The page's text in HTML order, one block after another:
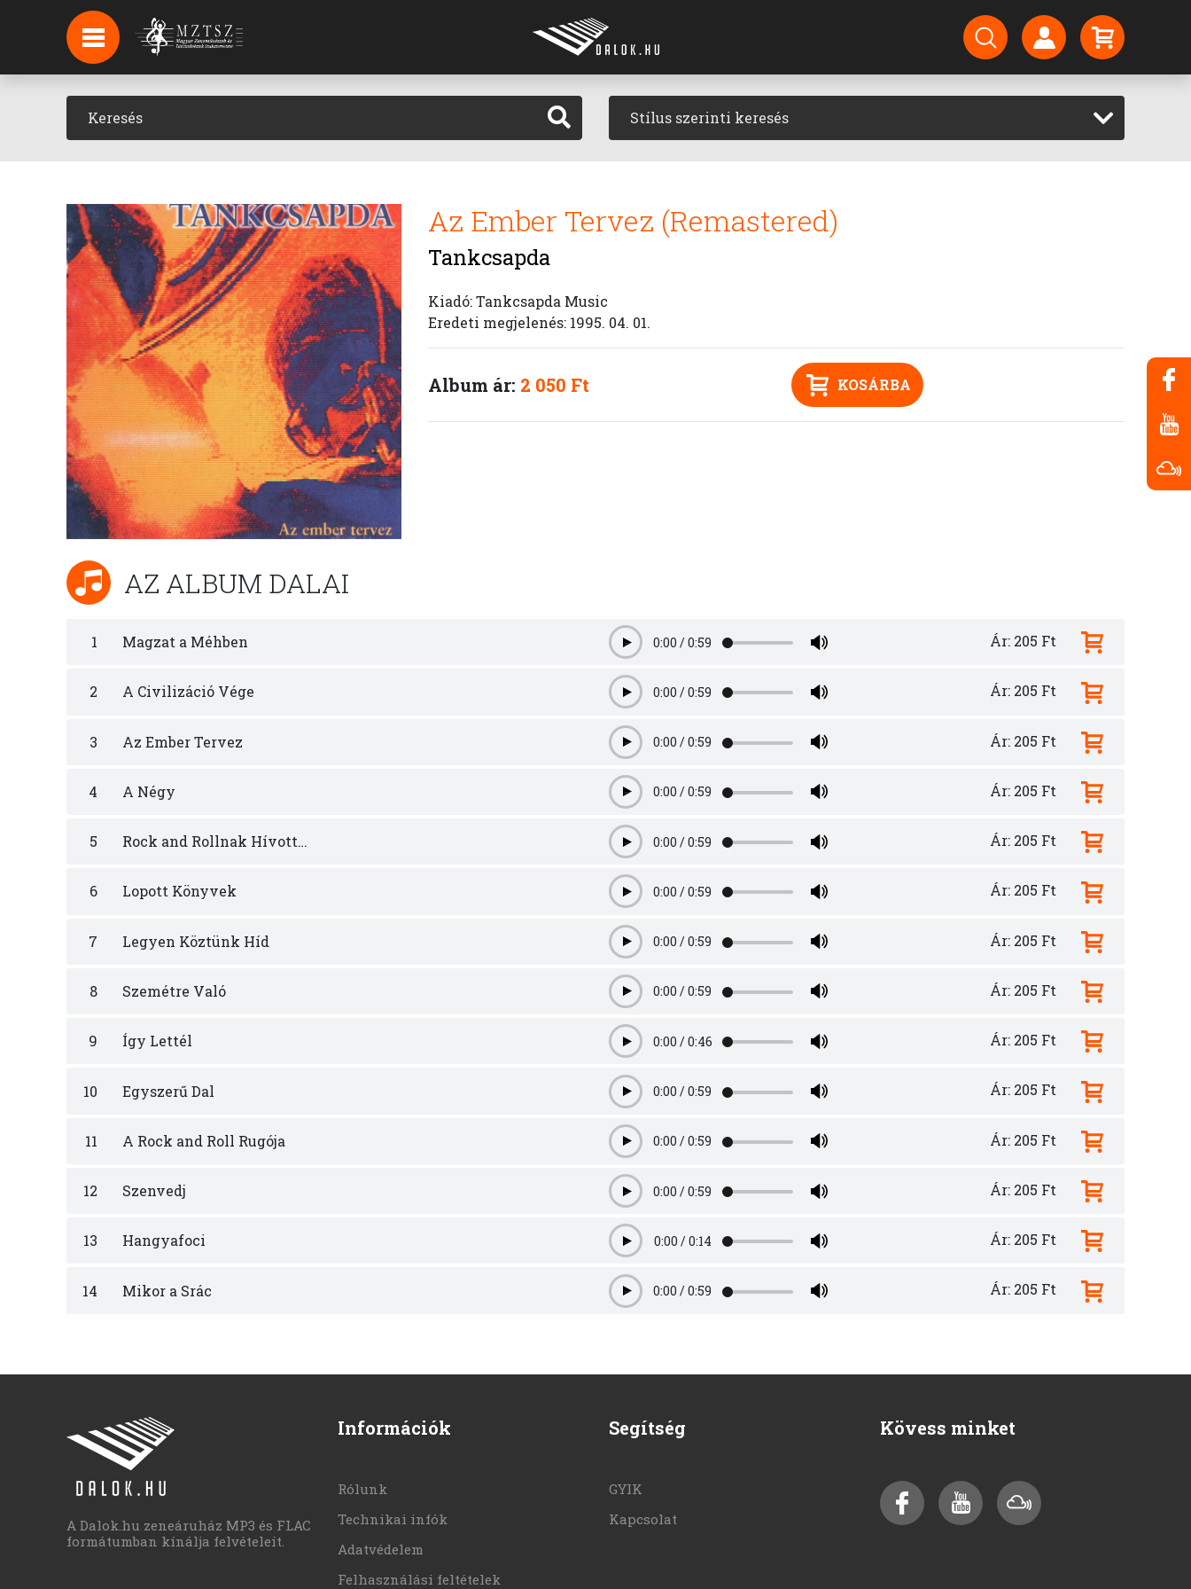
HÍREK
HÍRLEVÉL FELIRATKOZÁS
PODCAST Stílus szerinti keresés
Az Ember Tervez (Remastered)
Tankcsapda
Kiadó: Tankcsapda Music
Eredeti megjelenés: 1995. 04. 01.
Album ár: 2 050 Ft KOSÁRBA
AZ ALBUM DALAI
1 Magzat a Méhben Play0:00 /0:59 Ár: 205 Ft
2 A Civilizáció Vége Play0:00 /0:59 Ár: 205 Ft
3 Az Ember Tervez Play0:00 /0:59 Ár: 205 Ft
4 A Négy Play0:00 /0:59 Ár: 205 Ft
5 Rock and Rollnak Hívott… Play0:00 /0:59 Ár: 205 Ft
6 Lopott Könyvek Play0:00 /0:59 Ár: 205 Ft
7 Legyen Köztünk Híd Play0:00 /0:59 Ár: 205 Ft
8 Szemétre Való Play0:00 /0:59 Ár: 205 Ft
9 Így Lettél Play0:00 /0:46 Ár: 205 Ft
10 Egyszerű Dal Play0:00 /0:59 Ár: 205 Ft
11 A Rock and Roll Rugója Play0:00 /0:59 Ár: 205 Ft
12 Szenvedj Play0:00 /0:59 Ár: 205 Ft
13 Hangyafoci Play0:00 /0:14 Ár: 205 Ft
14 Mikor a Srác Play0:00 /0:59 Ár: 205 Ft
A Dalok.hu zeneáruház MP3 és FLAC
formátumban kínálja felvételeit.
Információk
Rólunk
Technikai infók
Adatvédelem
Felhasználási feltételek
Segítség
GYIK
Kapcsolat
Kövess minket